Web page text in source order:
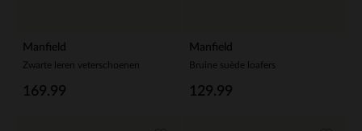
Manfield
Zwarte leren veterschoenen
169.99
Manfield
Bruine suède loafers
129.99